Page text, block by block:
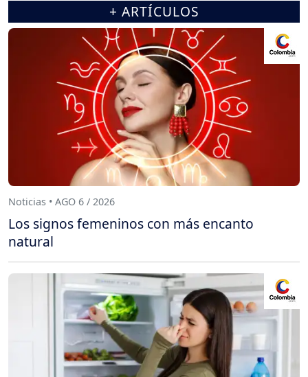
+ ARTÍCULOS
Noticias • AGO 6 / 2026
Los signos femeninos con más encanto
natural